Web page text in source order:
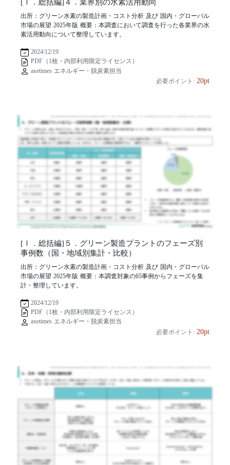
[Ⅰ．総括編]４．業界別の水素活用動向
出所：グリーン水素の製造計画・コスト分析 及び 国内・グローバル
市場の展望 2025年版 概要：本調査において調査を行った各業界の水
素活用動向について整理しています。
2024/12/19
PDF（1枚・内部利用限定ライセンス）
axetimes エネルギー・脱炭素担当
必要ポイント: 20pt
[Ⅰ．総括編]５．グリーン製造プラントのフェーズ別
事例数（国・地域別集計・比較）
出所：グリーン水素の製造計画・コスト分析 及び 国内・グローバル
市場の展望 2025年版 概要：本調査対象の65事例からフェーズを集
計・整理しています。
2024/12/19
PDF（1枚・内部利用限定ライセンス）
axetimes エネルギー・脱炭素担当
必要ポイント: 20pt